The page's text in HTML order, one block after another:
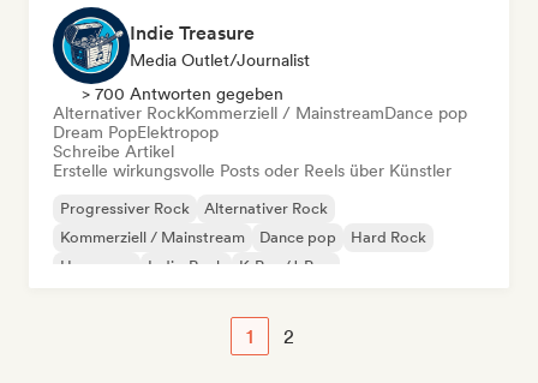
Indie Treasure
Media Outlet/Journalist
> 700 Antworten gegeben
Alternativer RockKommerziell / MainstreamDance pop
Dream PopElektropop
Schreibe Artikel
Erstelle wirkungsvolle Posts oder Reels über Künstler
Progressiver Rock
Alternativer Rock
Kommerziell / Mainstream
Dance pop
Hard Rock
Hyperpop
Indie-Rock K-Pop/J-Pop
1 2